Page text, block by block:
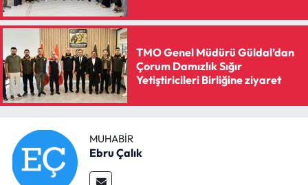
TMO Genel Müdürü Güldal’dan
Çorum Damızlık Sığır
Yetiştiricileri Birliğine ziyaret
MUHABIR
Ebru Çalık